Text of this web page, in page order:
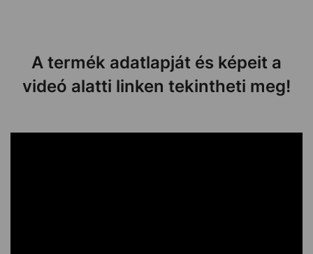
A termék adatlapját és képeit a
videó alatti linken tekintheti meg!